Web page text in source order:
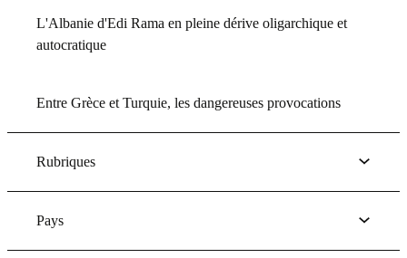
L'Albanie d'Edi Rama en pleine dérive oligarchique et
autocratique
Entre Grèce et Turquie, les dangereuses provocations
Rubriques
Pays